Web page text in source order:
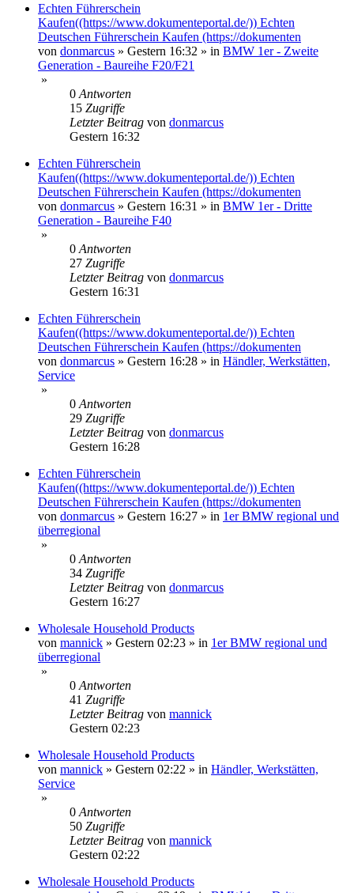
Echten Führerschein
Kaufen((https://www.dokumenteportal.de/)) Echten
Deutschen Führerschein Kaufen (https://dokumenten
von donmarcus » Gestern 16:32 » in BMW 1er - Zweite
Generation - Baureihe F20/F21
»
0 Antworten
15 Zugriffe
Letzter Beitrag von donmarcus
Gestern 16:32
Echten Führerschein
Kaufen((https://www.dokumenteportal.de/)) Echten
Deutschen Führerschein Kaufen (https://dokumenten
von donmarcus » Gestern 16:31 » in BMW 1er - Dritte
Generation - Baureihe F40
»
0 Antworten
27 Zugriffe
Letzter Beitrag von donmarcus
Gestern 16:31
Echten Führerschein
Kaufen((https://www.dokumenteportal.de/)) Echten
Deutschen Führerschein Kaufen (https://dokumenten
von donmarcus » Gestern 16:28 » in Händler, Werkstätten,
Service
»
0 Antworten
29 Zugriffe
Letzter Beitrag von donmarcus
Gestern 16:28
Echten Führerschein
Kaufen((https://www.dokumenteportal.de/)) Echten
Deutschen Führerschein Kaufen (https://dokumenten
von donmarcus » Gestern 16:27 » in 1er BMW regional und
überregional
»
0 Antworten
34 Zugriffe
Letzter Beitrag von donmarcus
Gestern 16:27
Wholesale Household Products
von mannick » Gestern 02:23 » in 1er BMW regional und
überregional
»
0 Antworten
41 Zugriffe
Letzter Beitrag von mannick
Gestern 02:23
Wholesale Household Products
von mannick » Gestern 02:22 » in Händler, Werkstätten,
Service
»
0 Antworten
50 Zugriffe
Letzter Beitrag von mannick
Gestern 02:22
Wholesale Household Products